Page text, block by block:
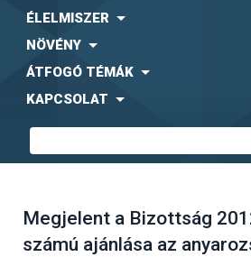
ÉLELMISZER
NÖVÉNY
ÁTFOGÓ TÉMÁK
KAPCSOLAT
Megjelent a Bizottság
számú ajánlása az